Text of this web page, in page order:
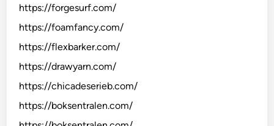
https://forgesurf.com/
https://foamfancy.com/
https://flexbarker.com/
https://drawyarn.com/
https://chicadeserieb.com/
https://boksentralen.com/